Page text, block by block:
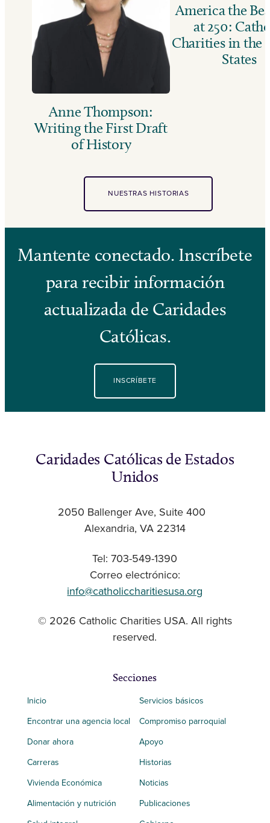
Anne Thompson:
Writing the First Draft
of History
America the
at 250:
Charities in the
States
NUESTRAS HISTORIAS
Mantente conectado. Inscríbete
para recibir información
actualizada de Caridades
Católicas.
INSCRÍBETE
Caridades Católicas de Estados
Unidos
2050 Ballenger Ave, Suite 400
Alexandria, VA 22314
Tel: 703-549-1390
Correo electrónico:
info@catholiccharitiesusa.org
© 2026 Catholic Charities USA. All rights
reserved.
Secciones
Inicio
Encontrar una agencia local
Donar ahora
Carreras
Vivienda Económica
Alimentación y nutrición
Servicios básicos
Compromiso parroquial
Apoyo
Historias
Noticias
Publicaciones